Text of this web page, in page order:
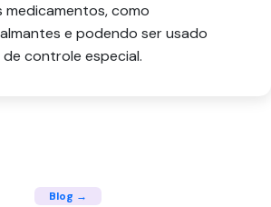
medicamentos, como
e podendo ser usado
controle especial.
Blog →